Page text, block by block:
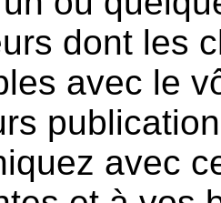
dont les
avec le
avec